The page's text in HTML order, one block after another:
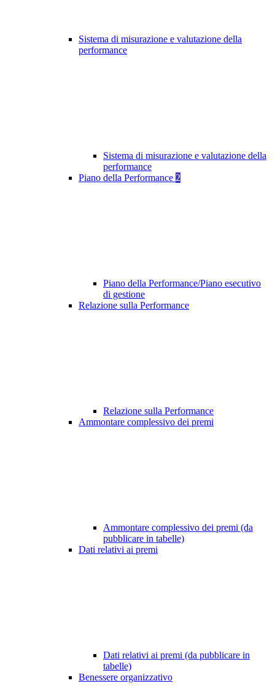
Sistema di misurazione e valutazione della
performance
Sistema di misurazione e valutazione della
performance
Piano della Performance 2
Piano della Performance/Piano esecutivo
di gestione
Relazione sulla Performance
Relazione sulla Performance
Ammontare complessivo dei premi
Ammontare complessivo dei premi (da
pubblicare in tabelle)
Dati relativi ai premi
Dati relativi ai premi (da pubblicare in
tabelle)
Benessere organizzativo